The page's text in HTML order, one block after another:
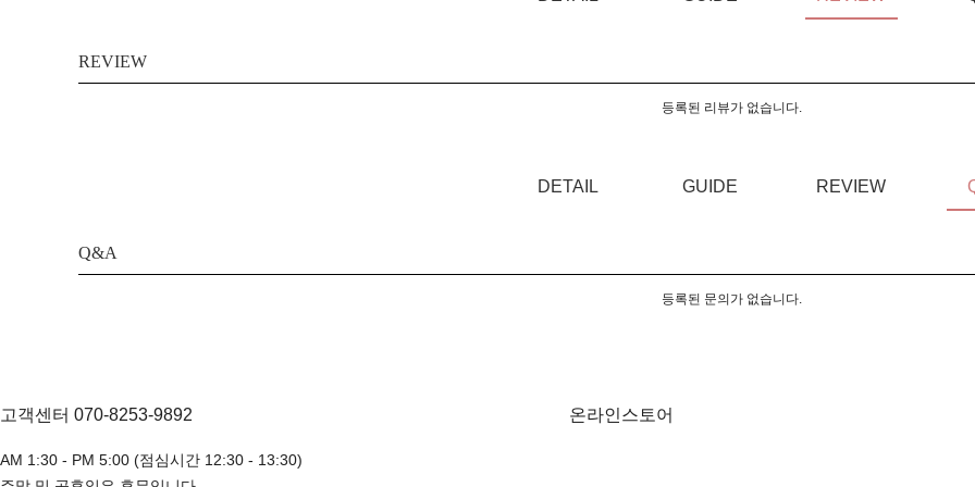
REVIEW
등록된 리뷰가 없습니다.
DETAIL GUIDE REVIEW
Q&A
등록된 문의가 없습니다.
고객센터 070-8253-9892
AM 1:30 - PM 5:00 (점심시간 12:30 - 13:30)
온라인스토어